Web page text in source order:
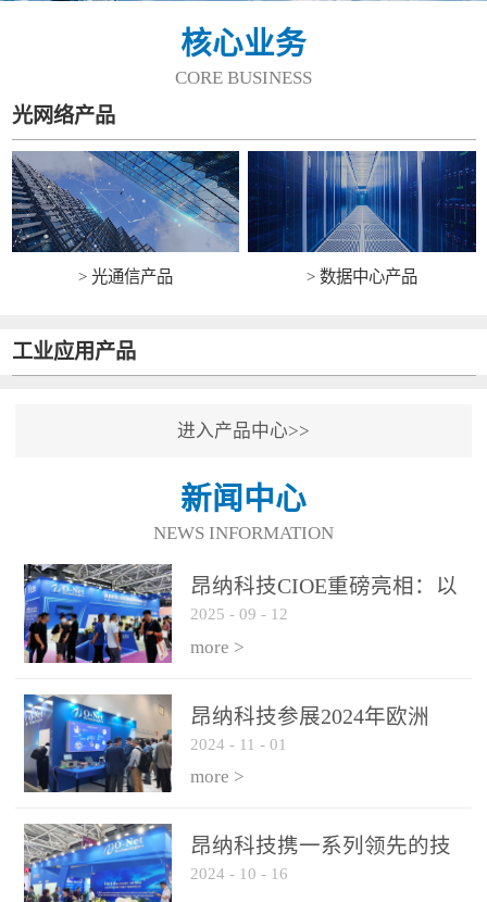
核心业务
CORE BUSINESS
光网络产品
> 光通信产品 > 数据中心产品
工业应用产品
进入产品中心>>
新闻中心
NEWS INFORMATION
昂纳科技CIOE重磅亮相：以
光通信创新引擎，驱动AI与
算力互联新时代
2025 - 09 - 12
more >
昂纳科技参展2024年欧洲
ECOC展会
2024 - 11 - 01
more >
昂纳科技携一系列领先的技
术平台和优秀产品参展2024
2024 - 10 - 16